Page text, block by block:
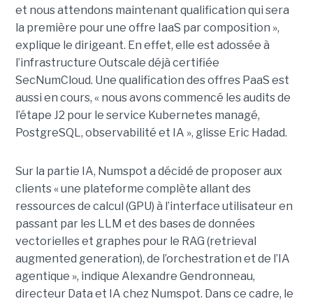
et nous attendons maintenant qualification qui sera
la première pour une offre IaaS par composition »,
explique le dirigeant. En effet, elle est adossée à
l’infrastructure Outscale déjà certifiée
SecNumCloud. Une qualification des offres PaaS est
aussi en cours, « nous avons commencé les audits de
l’étape J2 pour le service Kubernetes managé,
PostgreSQL, observabilité et IA », glisse Eric Hadad.
Sur la partie IA, Numspot a décidé de proposer aux
clients « une plateforme complète allant des
ressources de calcul (GPU) à l’interface utilisateur en
passant par les LLM et des bases de données
vectorielles et graphes pour le RAG (retrieval
augmented generation), de l’orchestration et de l’IA
agentique », indique Alexandre Gendronneau,
directeur Data et IA chez Numspot. Dans ce cadre, le